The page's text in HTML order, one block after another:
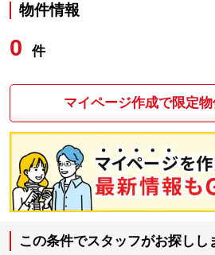
物件情報
0 件
マイページ作成で限定
この条件でスタッフがお探しし